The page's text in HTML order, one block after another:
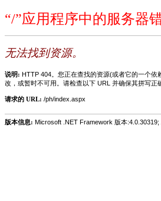
“/”应用程序中的服务器错
无法找到资源。
说明: HTTP 404。您正在查找的资源(或者它的一个依
改，或暂时不可用。请检查以下 URL 并确保其拼写正
请求的 URL: /ph/index.aspx
版本信息: Microsoft .NET Framework 版本:4.0.30319;